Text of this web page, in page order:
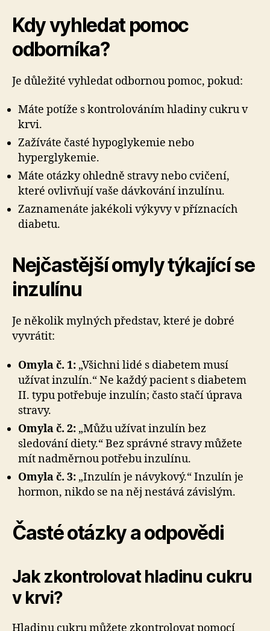
Kdy vyhledat pomoc
odborníka?
Je důležité vyhledat odbornou pomoc, pokud:
Máte potíže s kontrolováním hladiny cukru v
krvi.
Zažíváte časté hypoglykemie nebo
hyperglykemie.
Máte otázky ohledně stravy nebo cvičení,
které ovlivňují vaše dávkování inzulínu.
Zaznamenáte jakékoli výkyvy v příznacích
diabetu.
Nejčastější omyly týkající se
inzulínu
Je několik mylných představ, které je dobré
vyvrátit:
Omyla č. 1: „Všichni lidé s diabetem musí
užívat inzulín.“ Ne každý pacient s diabetem
II. typu potřebuje inzulín; často stačí úprava
stravy.
Omyla č. 2: „Můžu užívat inzulín bez
sledování diety.“ Bez správné stravy můžete
mít nadměrnou potřebu inzulínu.
Omyla č. 3: „Inzulín je návykový.“ Inzulín je
hormon, nikdo se na něj nestává závislým.
Časté otázky a odpovědi
Jak zkontrolovat hladinu cukru
v krvi?